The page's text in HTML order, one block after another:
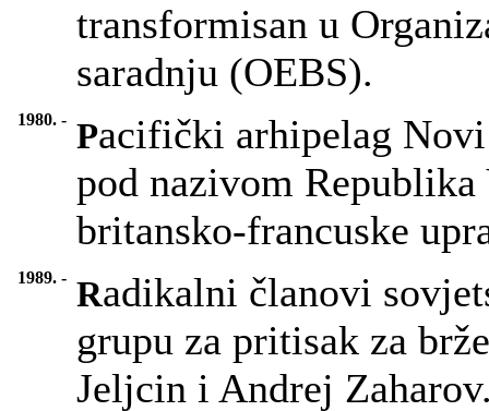
transformisan u
saradnju (OEBS).
1980. - Pacifički arhipelag
pod nazivom Republika
britansko-francuske
1989. - Radikalni članovi
grupu za pritisak za
Jeljcin i Andrej